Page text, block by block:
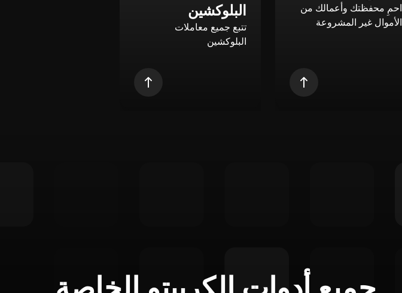
احمِ محفظتك وأعمالك من
الأموال غير المشروعة
البلوكشين
تتبع جميع معاملات
البلوكشين